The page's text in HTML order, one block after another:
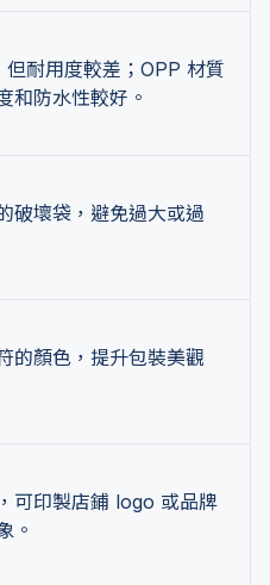
耐用度較差；OPP 材質
和防水性較好。
破壞袋，避免過大或過
的顏色，提升包裝美觀
可印製店鋪 logo 或品牌
。